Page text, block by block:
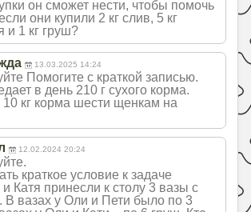
он сможет нести, чтобы помочь
они купили 2 кг слив, 5 кг
и 1 кг груш?
13.03.2025 14:24
Помогите с краткой записью.
в день 210 г сухого корма.
10 кг корма шести щенкам на
12.02.2024 20:24
краткое условие к задаче
Катя принесли к столу 3 вазы с
В вазах у Оли и Пети было по 3